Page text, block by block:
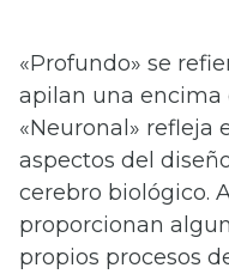
«Profundo» se
apilan una encima
«Neuronal» refleja
aspectos del
cerebro biológico.
proporcionan
propios procesos